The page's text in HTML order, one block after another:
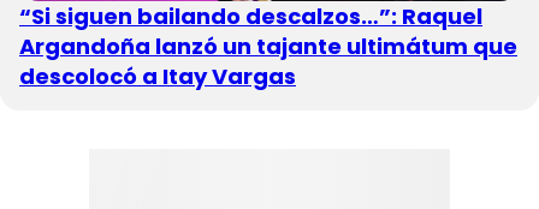
“Si siguen bailando descalzos…”: Raquel
Argandoña lanzó un tajante ultimátum que
descolocó a Itay Vargas